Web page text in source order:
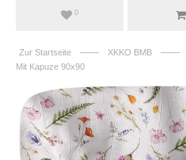
0
Zur Startseite —— XKKO BMB ——
Mit Kapuze 90x90